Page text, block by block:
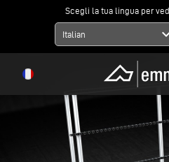
Scegli la tua lingua per
Italian